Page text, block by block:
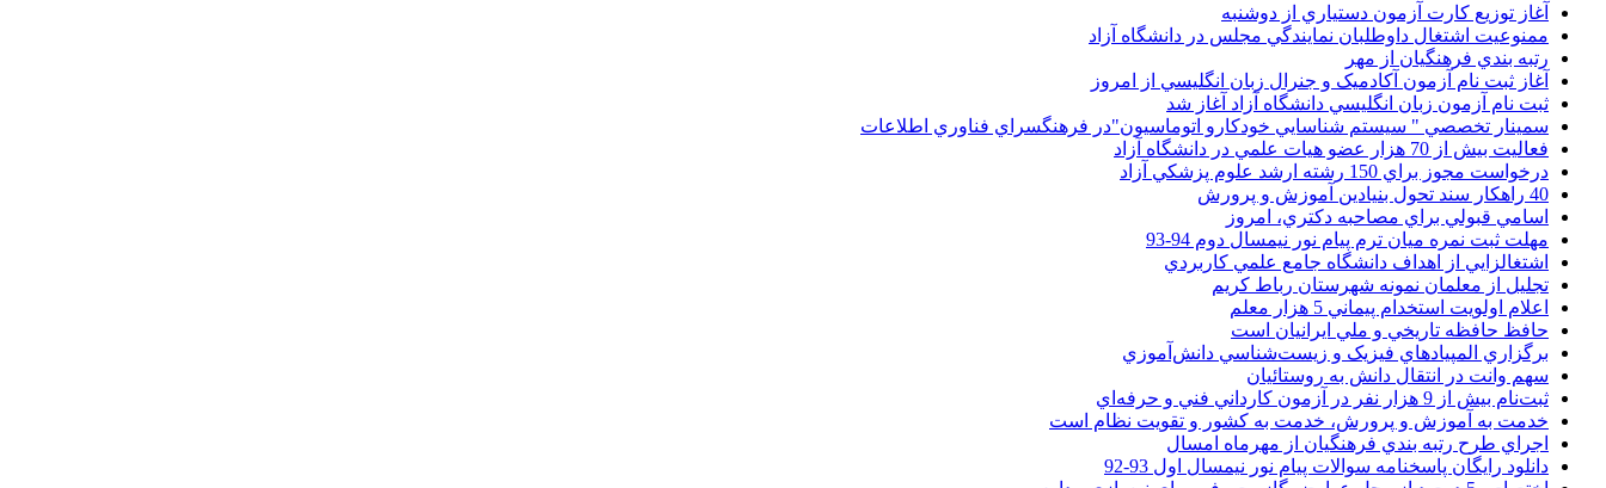
آغاز توزيع کارت آزمون دستياري از دوشنبه
ممنوعيت اشتغال داوطلبان نمايندگي مجلس در دانشگاه آزاد
رتبه بندي فرهنگيان از مهر
آغاز ثبت نام آزمون آکادميک و جنرال زبان انگليسي از امروز
ثبت نام آزمون زبان انگليسي دانشگاه آزاد آغاز شد
سمينار تخصصي " سيستم شناسايي خودکارو اتوماسيون"در فرهنگسراي فناوري اطلاعات
فعاليت بيش از 70 هزار عضو هيات علمي در دانشگاه آزاد
درخواست مجوز براي 150 رشته ارشد علوم پزشکي آزاد
40 راهکار سند تحول بنيادين آموزش و پرورش
اسامي قبولي براي مصاحبه دکتري، امروز
مهلت ثبت نمره میان ترم پیام نور نیمسال دوم 94-93
اشتغالزايي از اهداف دانشگاه جامع علمي کاربردي
تجليل از معلمان نمونه شهرستان رباط کريم
اعلام اولويت استخدام پيماني 5 هزار معلم
حافظ حافظه تاريخي و ملي ايرانيان است
برگزاري المپيادهاي فيزيک و زيست‌شناسي دانش‌آموزي
سهم وانت در انتقال دانش به روستائيان
ثبت‌نام بيش از 9 هزار نفر در آزمون کارداني فني و حرفه‌اي
خدمت به آموزش و پرورش، خدمت به کشور و تقويت نظام است
اجراي طرح رتبه بندي فرهنگيان از مهرماه امسال
دانلود رایگان پاسخنامه سوالات پیام نور نیمسال اول 93-92